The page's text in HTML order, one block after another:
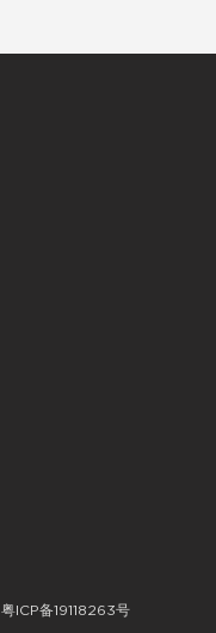
粤ICP备19118263号